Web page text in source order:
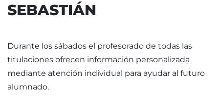
SEBASTIÁN
Durante los sábados el profesorado de todas las
titulaciones ofrecen información personalizada
mediante atención individual para ayudar al futuro
alumnado.